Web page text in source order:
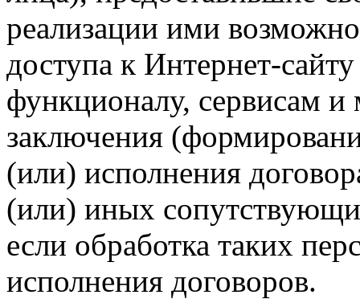
реализации ими
доступа к Интернет-
функционалу, сервисам и
заключения
(или) исполнения
(или) иных
если обработка таких
исполнения договоров.